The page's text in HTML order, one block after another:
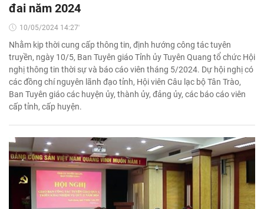
đai năm 2024
10/05/2024 14:27'
Nhằm kịp thời cung cấp thông tin, định hướng công tác tuyên
truyền, ngày 10/5, Ban Tuyên giáo Tỉnh ủy Tuyên Quang tổ chức Hội
nghị thông tin thời sự và báo cáo viên tháng 5/2024. Dự hội nghị có
các đồng chí nguyên lãnh đạo tỉnh, Hội viên Câu lạc bộ Tân Trào,
Ban Tuyên giáo các huyện ủy, thành ủy, đảng ủy, các báo cáo viên
cấp tỉnh, cấp huyện.